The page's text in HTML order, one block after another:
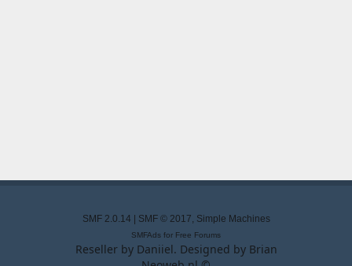
SMF 2.0.14 SMF © 2017, Simple Machines
SMFAds for Free Forums
Reseller by Daniiel. Designed by Brian